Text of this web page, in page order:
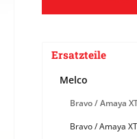
Ersatzteile
Melco
Bravo / Amaya
Bravo / Amaya